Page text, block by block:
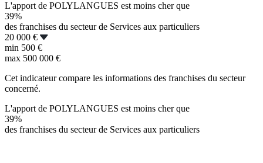
L'apport de POLYLANGUES est moins cher que
39%
des franchises du secteur de Services aux particuliers
20 000 €
min 500 €
max 500 000 €
Cet indicateur compare les informations des franchises du secteur
concerné.
L'apport de POLYLANGUES est moins cher que
39%
des franchises du secteur de Services aux particuliers